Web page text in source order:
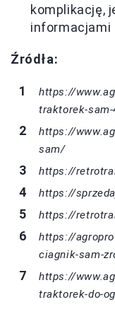
komplikację,
informacjami
Źródła:
https://
traktorek-
https://
sam/
https://
https://
https://
https://
ciagnik-sam-
https://
traktorek-do-